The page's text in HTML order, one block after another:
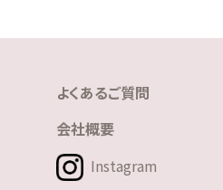
よくあるご質問
会社概要
Instagram